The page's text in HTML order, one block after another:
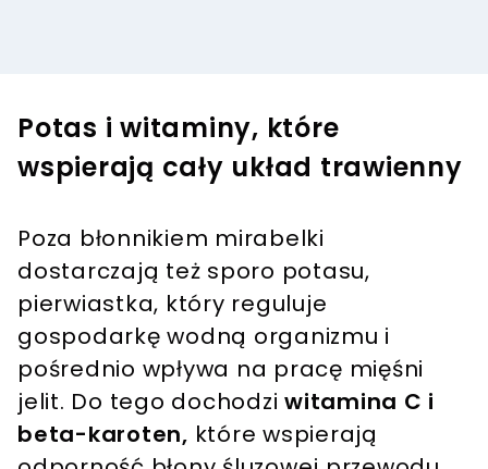
Potas i witaminy, które
wspierają cały układ trawienny
Poza błonnikiem mirabelki
dostarczają też sporo potasu,
pierwiastka, który reguluje
gospodarkę wodną organizmu i
pośrednio wpływa na pracę mięśni
jelit. Do tego dochodzi witamina C i
beta-karoten, które wspierają